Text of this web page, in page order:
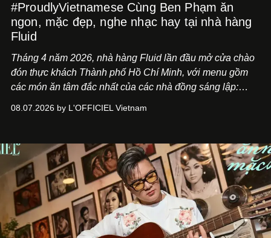
#ProudlyVietnamese Cùng Ben Phạm ăn
ngon, mặc đẹp, nghe nhạc hay tại nhà hàng
Fluid
Tháng 4 năm 2026, nhà hàng Fluid lần đầu mở cửa chào
đón thực khách Thành phố Hồ Chí Minh, với menu gồm
các món ăn tâm đắc nhất của các nhà đồng sáng lập:
món ăn đa dạng từ Á đến Âu nhanh chóng được yêu thích
mang đến niềm vui cho thực khách.
08.07.2026 by L'OFFICIEL Vietnam